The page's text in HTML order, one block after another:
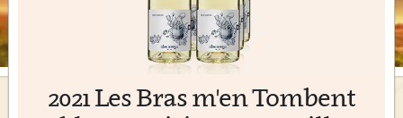
2021 Les Bras m'en Tombent